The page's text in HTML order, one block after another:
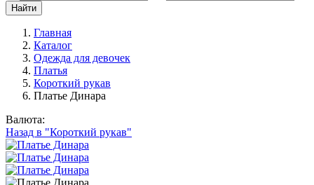
Главная
Каталог
Одежда для девочек
Платья
Короткий рукав
Платье Динара
Валюта:
Назад в "Короткий рукав"